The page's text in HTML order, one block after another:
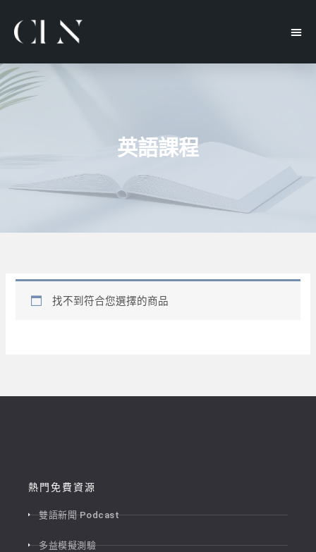
英語課程
找不到符合您選擇的商品
熱門免費資源
雙語新聞 Podcast
多益模擬測驗